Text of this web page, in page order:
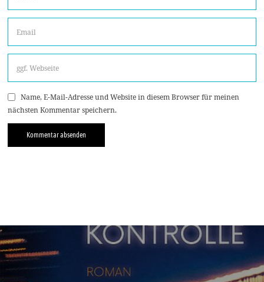
Name, E-Mail-Adresse und Website in diesem Browser für meinen
nächsten Kommentar speichern.